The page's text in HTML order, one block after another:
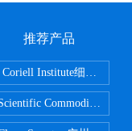
推荐产品
CommoditiesPE